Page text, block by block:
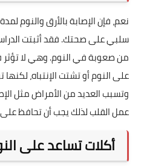
نعم، فإن الإصابة بالأرق والنوم
من صعوبة في النوم. وهي لا تؤثر
على النوم أو تشتت الإنتباه،
وتسبب العديد من الأمراض مثل
عمل القلب لذلك يجب أن تحافظ على نوم من 7 إلى 9
أكلات تساعد على